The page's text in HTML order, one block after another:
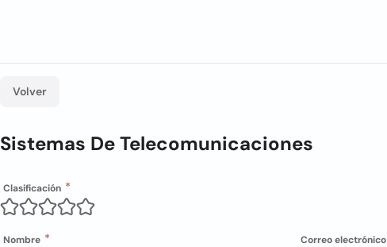
Volver
Sistemas De Telecomunicaciones
Clasificación
Nombre Correo electrónico